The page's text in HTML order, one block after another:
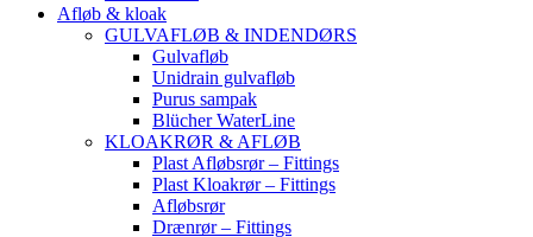
Afløb & kloak
GULVAFLØB & INDENDØRS
Gulvafløb
Unidrain gulvafløb
Purus sampak
Blücher WaterLine
KLOAKRØR & AFLØB
Plast Afløbsrør – Fittings
Plast Kloakrør – Fittings
Afløbsrør
Drænrør – Fittings